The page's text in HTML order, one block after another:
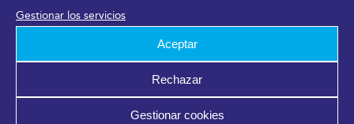
Gestionar los servicios
Aceptar
Rechazar
Gestionar cookies
Ya en junio y para finalizar esta primera temporada
de eventos médicos, el Palacio acoge el LVIII
Congreso Nacional de la SEMICYUC (Sociedad
Española de Medicina Intensiva, Crítica y Unidades
Coronarias). La cita tendrá lugar entre los días 4 y 7.